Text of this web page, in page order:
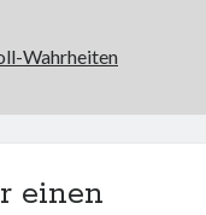
Wahrheiten
einen